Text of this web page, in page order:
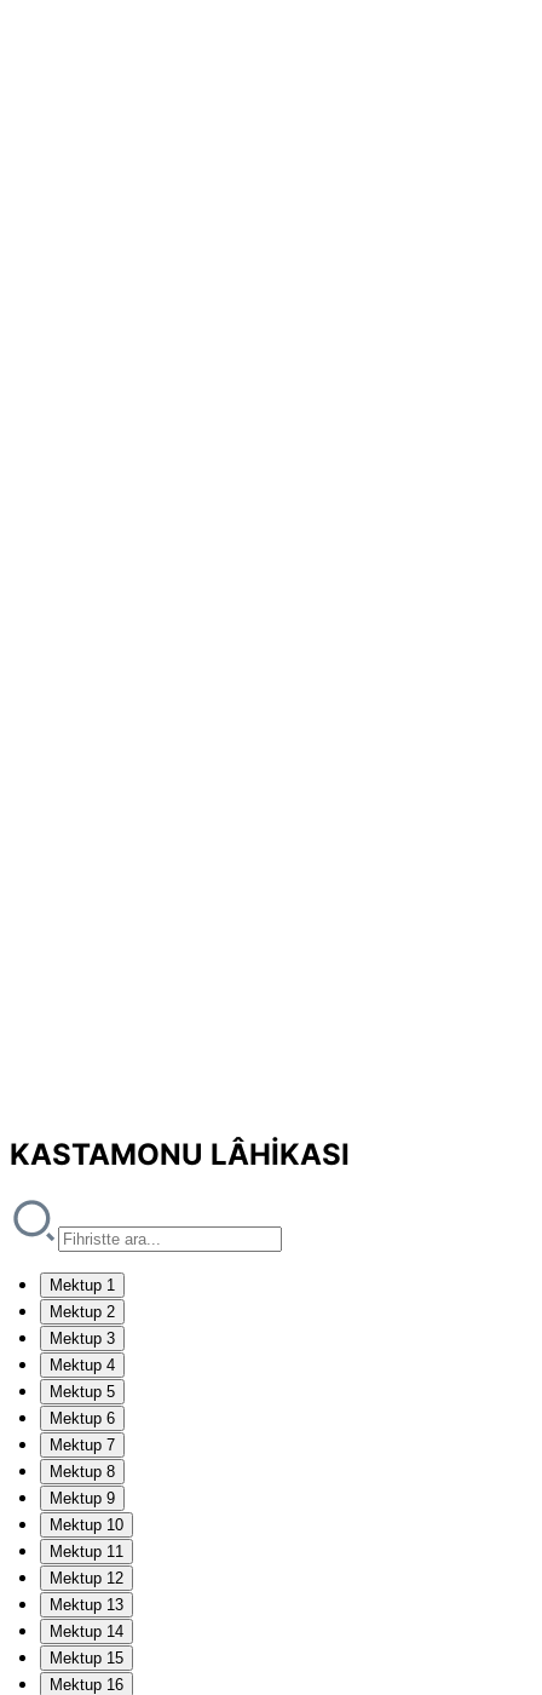
KASTAMONU LÂHİKASI
Mektup 1
Mektup 2
Mektup 3
Mektup 4
Mektup 5
Mektup 6
Mektup 7
Mektup 8
Mektup 9
Mektup 10
Mektup 11
Mektup 12
Mektup 13
Mektup 14
Mektup 15
Mektup 16